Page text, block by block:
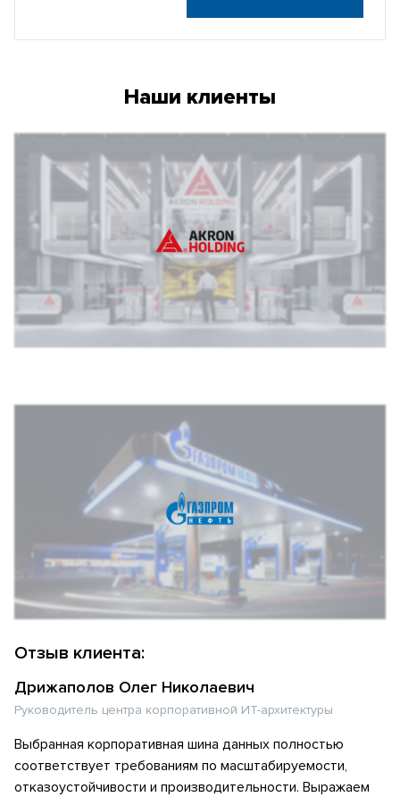
Наши клиенты
Отзыв клиента:
Дрижаполов Олег Николаевич
Руководитель центра корпоративной ИТ-архитектуры
Выбранная корпоративная шина данных полностью
соответствует требованиям по масштабируемости,
отказоустойчивости и производительности. Выражаем